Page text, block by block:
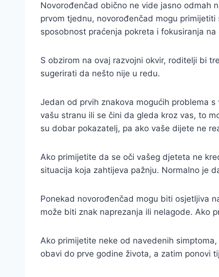
Novorođenčad obično ne vide jasno odmah
prvom tjednu, novorođenčad mogu
sposobnost praćenja pokreta i fokusiranja
S obzirom na ovaj razvojni okvir, roditelji bi
sugerirati da nešto nije u redu.
Jedan od prvih znakova mogućih problema
vašu stranu ili se čini da gleda kroz vas, to
su dobar pokazatelj, pa ako vaše dijete ne
Ako primijetite da se oči vašeg djeteta ne
situacija koja zahtijeva pažnju. Normalno je
Ponekad novorođenčad mogu biti osjetljiva
može biti znak naprezanja ili nelagode. Ako
Ako primijetite neke od navedenih
obavi do prve godine života, a zatim ponovi